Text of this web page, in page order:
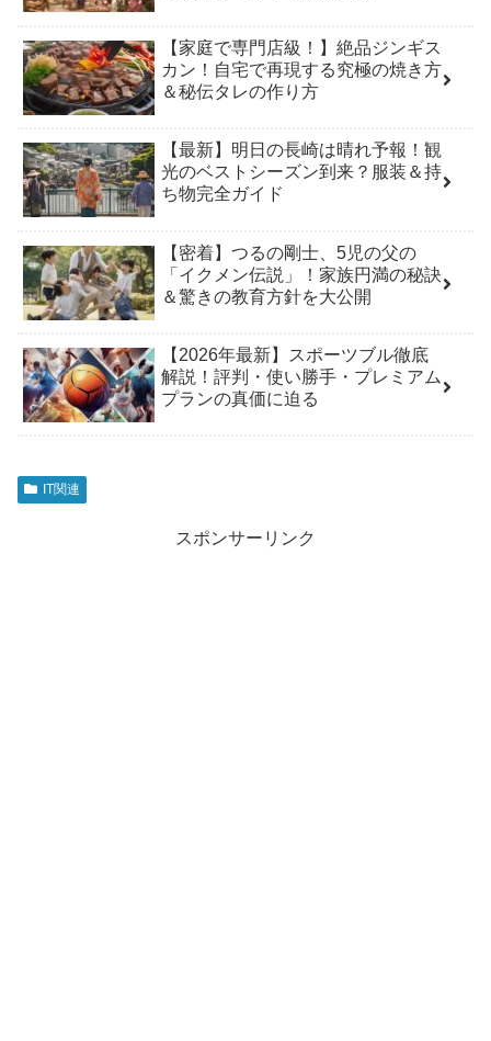
【家庭で専門店級！】絶品ジンギス
カン！自宅で再現する究極の焼き方
＆秘伝タレの作り方
【最新】明日の長崎は晴れ予報！観
光のベストシーズン到来？服装＆持
ち物完全ガイド
【密着】つるの剛士、5児の父の
「イクメン伝説」！家族円満の秘訣
＆驚きの教育方針を大公開
【2026年最新】スポーツブル徹底
解説！評判・使い勝手・プレミアム
プランの真価に迫る
IT関連
スポンサーリンク